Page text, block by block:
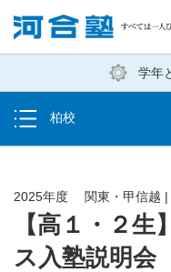
塾生の方
学年
柏校
トップ
地図・アクセス
【高１・２
ス入塾説明
2025年度 関東・甲信越 |